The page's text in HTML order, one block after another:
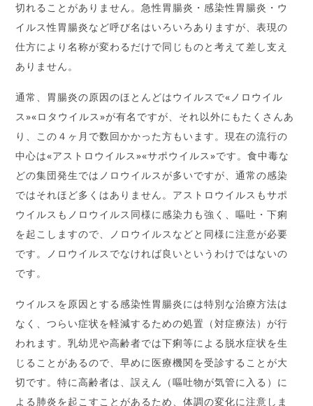
切れることがありません。急性胃腸炎・感染性胃腸炎・ウ
イルス性胃腸炎など呼び名はいろいろありますが、表現の
仕方により名称が変わるだけで同じものと考えて差し支え
ありません。
通常、胃腸炎の原因のほとんどはウイルスで«ノロウイル
ス»«ロタウイルス»が有名ですが、それ以外にもたくさんあ
り、この４ヶ月で数回かかった方もいます。現在の流行の
中心は«アストロウイルス»«サポウイルス»です。食中毒な
どの集団発生ではノロウイルスが多いですが、通常の感染
ではそれほど多くはありません。アストロウイルスもサポ
ウイルスもノロウイルス同様に感染力も強く、嘔吐・下痢
を起こしますので、ノロウイルスなどと同様に注意が必要
です。ノロウイルスでなければ良いというわけではないの
です。
ウイルスを原因とする感染性胃腸炎には特別な治療方法は
なく、つらい症状を軽減するための処置（対症療法）が行
われます。乳幼児や高齢者では下痢等による脱水症状を生
じることがあるので、早めに医療機関を受診することが大
切です。特に高齢者は、誤えん（嘔吐物が気管に入る）に
よる肺炎を起こすことがあるため、体調の変化に注意しま